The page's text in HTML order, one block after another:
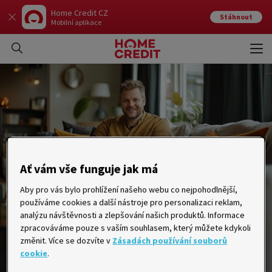
Home Credit CZ
Mobilní aplikace
Stáhnout
Ať vám vše funguje jak má
Aby pro vás bylo prohlížení našeho webu co nejpohodlnější,
používáme cookies a další nástroje pro personalizaci reklam,
analýzu návštěvnosti a zlepšování našich produktů. Informace
zpracováváme pouze s vaším souhlasem, který můžete kdykoli
změnit. Více se dozvíte v Zásadách používání souborů
cookie.